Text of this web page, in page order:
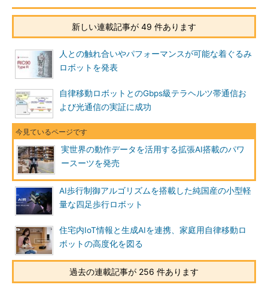
新しい連載記事が 49 件あります
人との触れ合いやパフォーマンスが可能な着ぐるみ
ロボットを発表
自律移動ロボットとのGbps級テラヘルツ帯通信お
よび光通信の実証に成功
実世界の動作データを活用する拡張AI搭載のパワ
ースーツを発売
AI歩行制御アルゴリズムを搭載した純国産の小型軽
量な四足歩行ロボット
住宅内IoT情報と生成AIを連携、家庭用自律移動ロ
ボットの高度化を図る
過去の連載記事が 256 件あります